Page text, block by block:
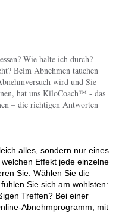
Wie halte ich durch?
Beim Abnehmen tauchen
wird und Sie
hat uns KiloCoach™ - das
– die richtigen Antworten
alles, sondern nur eines
Effekt jede einzelne
Sie. Wählen Sie die
Sie sich am wohlsten:
Treffen? Bei einer
Abnehmprogramm, mit